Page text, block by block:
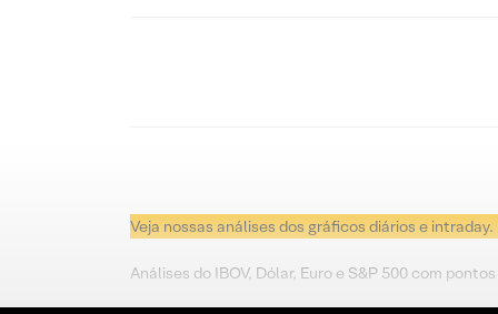
Veja nossas análises dos gráficos diários e intraday.
Análises do IBOV, Dólar, Euro e S&P 500 com